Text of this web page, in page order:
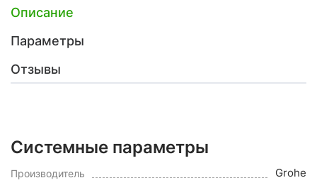
Описание
Параметры
Отзывы
Системные параметры
Производитель Grohe